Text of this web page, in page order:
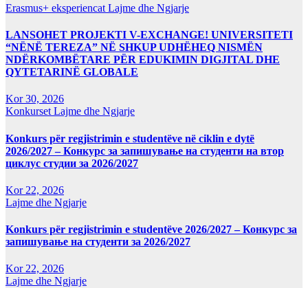
Erasmus+ eksperiencat Lajme dhe Ngjarje
LANSOHET PROJEKTI V-EXCHANGE! UNIVERSITETI
“NËNË TEREZA” NË SHKUP UDHËHEQ NISMËN
NDËRKOMBËTARE PËR EDUKIMIN DIGJITAL DHE
QYTETARINË GLOBALE
Kor 30, 2026
Konkurset Lajme dhe Ngjarje
Konkurs për regjistrimin e studentëve në ciklin e dytë
2026/2027 – Конкурс за запишување на студенти на втор
циклус студии за 2026/2027
Kor 22, 2026
Lajme dhe Ngjarje
Konkurs për regjistrimin e studentëve 2026/2027 – Конкурс за
запишување на студенти за 2026/2027
Kor 22, 2026
Lajme dhe Ngjarje